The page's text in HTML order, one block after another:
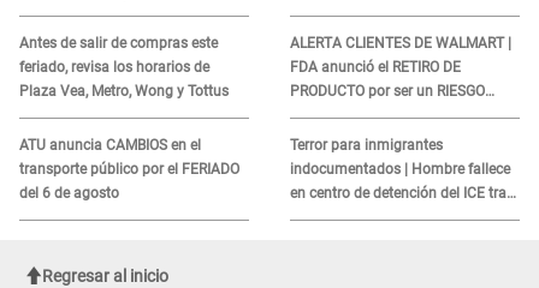
Antes de salir de compras este
feriado, revisa los horarios de
Plaza Vea, Metro, Wong y Tottus
ATU anuncia CAMBIOS en el
transporte público por el FERIADO
del 6 de agosto
ALERTA CLIENTES DE WALMART |
FDA anunció el RETIRO DE
PRODUCTO por ser un RIESGO
MORTAL para consumidores: ¿Cuál
es?
Terror para inmigrantes
indocumentados | Hombre fallece
en centro de detención del ICE tras
sufrir una "emergencia médica"
Regresar al inicio